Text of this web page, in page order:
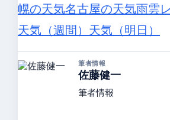
幌の天気名古屋の天気雨雲
天気（週間） 天気（明日）
筆者情報
佐藤健一
筆者情報